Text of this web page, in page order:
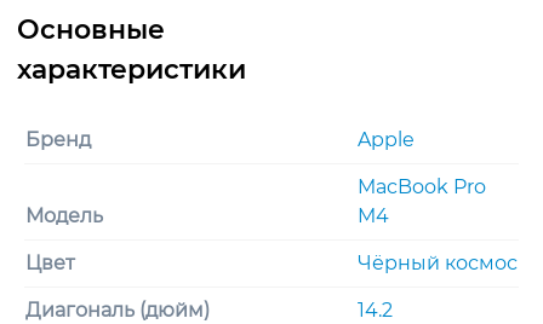
Бренд Apple
Модель
MacBook Pro
M4
Цвет Чёрный космос
Диагональ (дюйм) 14.2